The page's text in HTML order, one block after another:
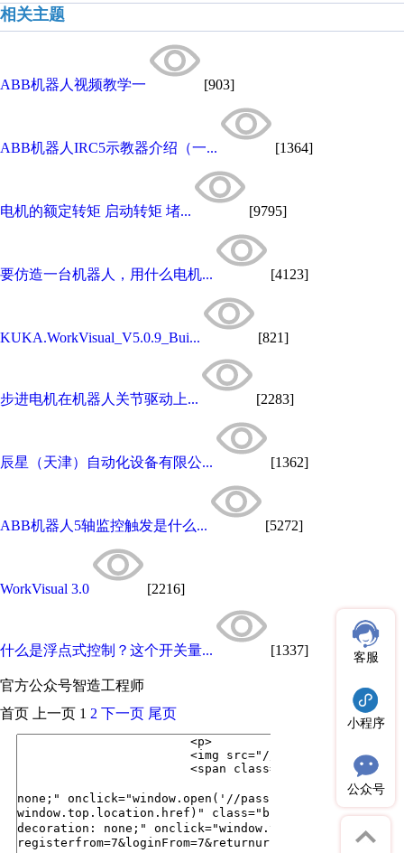
相关主题
ABB机器人视频教学一 [903]
ABB机器人IRC5示教器介绍（一... [1364]
电机的额定转矩 启动转矩 堵... [9795]
要仿造一台机器人，用什么电机... [4123]
KUKA.WorkVisual_V5.0.9_Bui... [821]
步进电机在机器人关节驱动上... [2283]
辰星（天津）自动化设备有限公... [1362]
ABB机器人5轴监控触发是什么... [5272]
WorkVisual 3.0 [2216]
什么是浮点式控制？这个开关量... [1337]
官方公众号智造工程师
客服
小程序
公众号
首页 上一页 1 2 下一页 尾页